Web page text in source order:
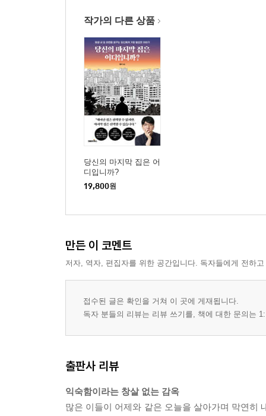
작가의 다른 상품
당신의 마지막 집은 어
디입니까?
19,800원
만든 이 코멘트
저자, 역자, 편집자를 위한 공간입니다. 독자들에게 전하
접수된 글은 확인을 거쳐 이 곳에 게재됩니다.
독자 분들의 리뷰는 리뷰 쓰기를, 책에 대한 문의는
출판사 리뷰
익숙함이라는 창살 없는 감옥
많은 이들이 어제와 같은 오늘을 살아가며 막연히